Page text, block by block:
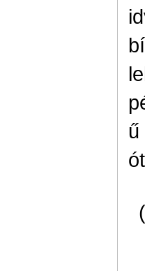
ű